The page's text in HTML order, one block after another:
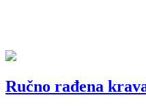
Ručno rađena